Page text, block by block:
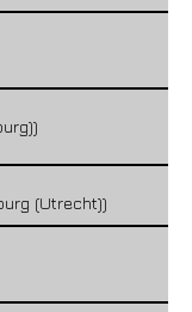
(Utrecht))